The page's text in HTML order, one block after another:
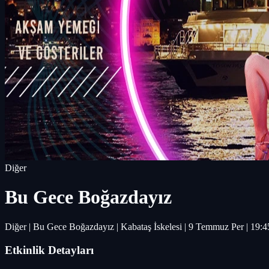
Diğer
Bu Gece Boğazdayız
Diğer | Bu Gece Boğazdayız | Kabataş İskelesi | 9 Temmuz Per |
Etkinlik Detayları